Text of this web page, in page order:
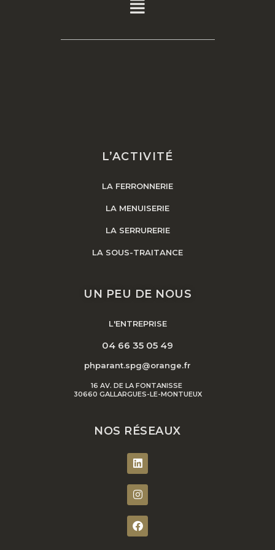
L’ACTIVITÉ
LA FERRONNERIE
LA MENUISERIE
LA SERRURERIE
LA SOUS-TRAITANCE
UN PEU DE NOUS
L'ENTREPRISE
04 66 35 05 49
phparant.spg@orange.fr
16 AV. DE LA FONTANISSE
30660 GALLARGUES-LE-MONTUEUX
NOS RÉSEAUX
L
n
k
d
i
I
n
t
a
F
a